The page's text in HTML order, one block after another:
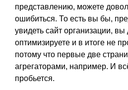
представлению, можете
ошибиться. То есть вы бы,
увидеть сайт организации, вы
оптимизируете и в итоге не
потому что первые две
агрегаторами, например. И
пробьется.